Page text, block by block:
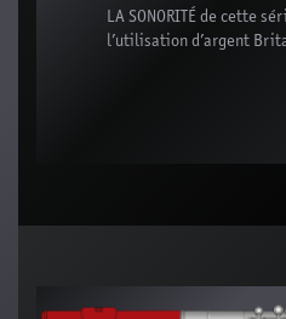
LA SONORITÉ de cette
l’utilisation d’argent